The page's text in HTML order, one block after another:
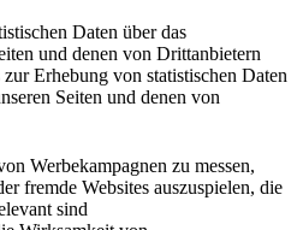
Daten über das
und denen von Drittanbietern
Erhebung von statistischen Daten
Seiten und denen von
Werbekampagnen zu messen,
fremde Websites auszuspielen, die
sind